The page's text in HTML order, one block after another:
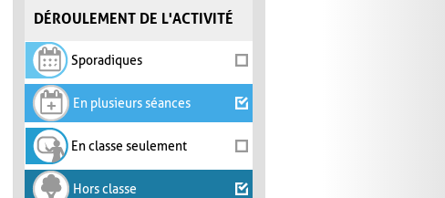
DÉROULEMENT DE L'ACTIVITÉ
Sporadiques
En plusieurs séances
En classe seulement
Hors classe